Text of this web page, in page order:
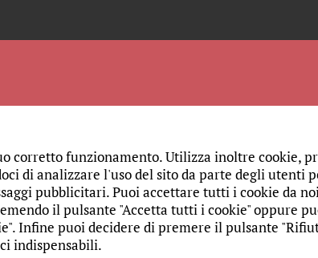
BELLEZZA EDUCARE LO
il corvo nell'ultima
corretto funzionamento. Utilizza inoltre cookie,
di analizzare l'uso del sito da parte degli utenti
pubblicitari. Puoi accettare tutti i cookie da
il pulsante "Accetta tutti i cookie" oppure
Infine puoi decidere di premere il pulsante
indispensabili.